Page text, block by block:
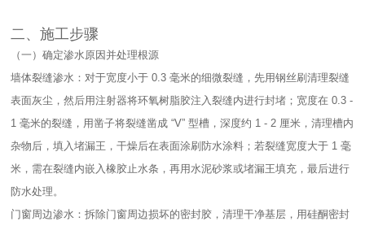
二、施工步骤​
（一）确定渗水原因并处理根源​
墙体裂缝渗水：对于宽度小于 0.3 毫米的细微裂缝，先用钢丝刷清理裂缝
表面灰尘，然后用注射器将环氧树脂胶注入裂缝内进行封堵；宽度在 0.3 -
1 毫米的裂缝，用凿子将裂缝凿成 “V” 型槽，深度约 1 - 2 厘米，清理槽内
杂物后，填入堵漏王，干燥后在表面涂刷防水涂料；若裂缝宽度大于 1 毫
米，需在裂缝内嵌入橡胶止水条，再用水泥砂浆或堵漏王填充，最后进行
防水处理。​
门窗周边渗水：拆除门窗周边损坏的密封胶，清理干净基层，用硅酮密封